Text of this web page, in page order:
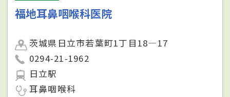
福地耳鼻咽喉科医院
茨城県日立市若葉町1丁目18—17
0294-21-1962
日立駅
耳鼻咽喉科